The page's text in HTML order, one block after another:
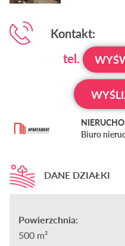
Kontakt:
tel.
Biuro
DANE DZIAŁKI
Powierzchnia:
500 m²